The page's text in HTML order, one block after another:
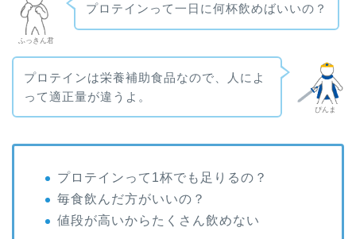
ふっきん君
プロテインって一日に何杯飲めばいいの？
ぴんま
プロテインは栄養補助食品なので、人によ
って適正量が違うよ。
プロテインって1杯でも足りるの？
毎食飲んだ方がいいの？
値段が高いからたくさん飲めない